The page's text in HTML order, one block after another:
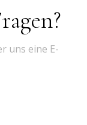
uns eine E-